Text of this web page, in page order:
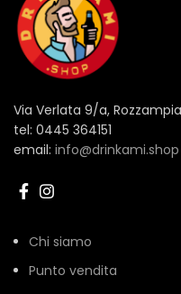
Via Verlata 9/a,
tel: 0445 364151
email: info@drinkami.shop
Chi siamo
Punto vendita